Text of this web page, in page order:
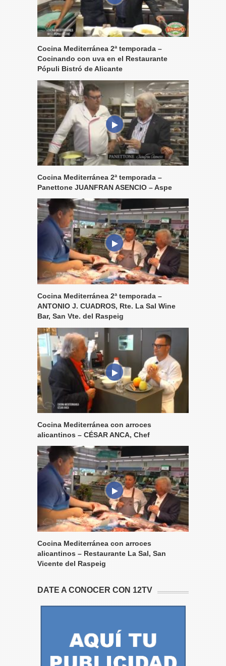
Cocina Mediterránea 2ª temporada –
Cocinando con uva en el Restaurante
Pópuli Bistró de Alicante
Cocina Mediterránea 2ª temporada –
Panettone JUANFRAN ASENCIO – Aspe
Cocina Mediterránea 2ª temporada –
ANTONIO J. CUADROS, Rte. La Sal Wine
Bar, San Vte. del Raspeig
Cocina Mediterránea con arroces
alicantinos – CÉSAR ANCA, Chef
Cocina Mediterránea con arroces
alicantinos – Restaurante La Sal, San
Vicente del Raspeig
DATE A CONOCER CON 12TV